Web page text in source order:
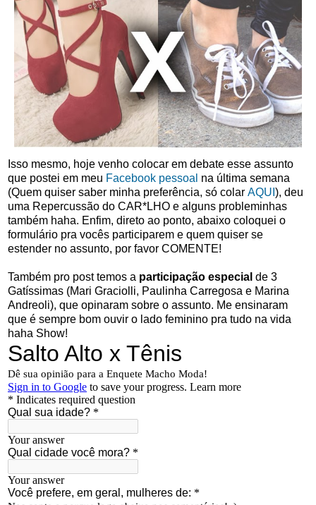
Isso mesmo, hoje venho colocar em debate esse assunto
que postei em meu Facebook pessoal na última semana
(Quem quiser saber minha preferência, só colar AQUI ), deu
uma Repercussão do CAR*LHO e alguns probleminhas
também haha. Enfim, direto ao ponto, abaixo coloquei o
formulário pra vocês participarem e quem quiser se
estender no assunto, por favor COMENTE!
Também pro post temos a participação especial de 3
Gatíssimas (Mari Graciolli, Paulinha Carregosa e Marina
Andreoli), que opinaram sobre o assunto. Me ensinaram
que é sempre bom ouvir o lado feminino pra tudo na vida
haha Show!